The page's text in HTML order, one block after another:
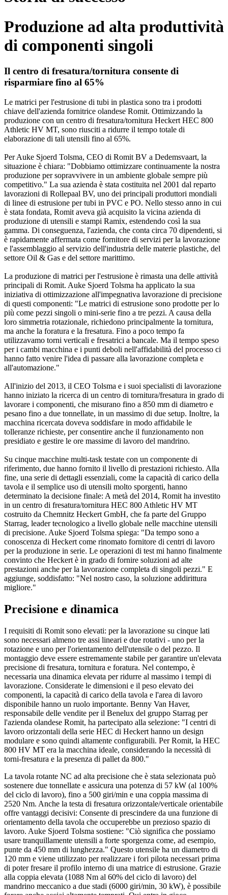
Produzione ad alta produttività
di componenti singoli
Il centro di fresatura/tornitura consente di
risparmiare fino al 65%
Le matrici per l'estrusione di tubi in plastica sono tra i prodotti
chiave dell'azienda fornitrice olandese Romit. Ottimizzando la
produzione con un centro di fresatura/tornitura Heckert HEC 800
Athletic HV MT, sono riusciti a ridurre il tempo totale di
elaborazione di tali utensili fino al 65%.
Per Auke Sjoerd Tolsma, CEO di Romit BV a Dedemsvaart, la
situazione è chiara: "Dobbiamo ottimizzare continuamente la nostra
produzione per sopravvivere in un ambiente globale sempre più
competitivo." La sua azienda è stata costituita nel 2001 dal reparto
lavorazioni di Rollepaal BV, uno dei principali produttori mondiali
di linee di estrusione per tubi in PVC e PO. Nello stesso anno in cui
è stata fondata, Romit aveva già acquisito la vicina azienda di
produzione di utensili e stampi Ramix, estendendo così la sua
gamma. Di conseguenza, l'azienda, che conta circa 70 dipendenti, si
è rapidamente affermata come fornitore di servizi per la lavorazione
e l'assemblaggio al servizio dell'industria delle materie plastiche, del
settore Oil & Gas e del settore marittimo.
La produzione di matrici per l'estrusione è rimasta una delle attività
principali di Romit. Auke Sjoerd Tolsma ha applicato la sua
iniziativa di ottimizzazione all'impegnativa lavorazione di precisione
di questi componenti: "Le matrici di estrusione sono prodotte per lo
più come pezzi singoli o mini-serie fino a tre pezzi. A causa della
loro simmetria rotazionale, richiedono principalmente la tornitura,
ma anche la foratura e la fresatura. Fino a poco tempo fa
utilizzavamo torni verticali e fresatrici a bancale. Ma il tempo speso
per i cambi macchina e i punti deboli nell'affidabilità del processo ci
hanno fatto venire l'idea di passare alla lavorazione completa e
all'automazione."
All'inizio del 2013, il CEO Tolsma e i suoi specialisti di lavorazione
hanno iniziato la ricerca di un centro di tornitura/fresatura in grado di
lavorare i componenti, che misurano fino a 850 mm di diametro e
pesano fino a due tonnellate, in un massimo di due setup. Inoltre, la
macchina ricercata doveva soddisfare in modo affidabile le
tolleranze richieste, per consentire anche il funzionamento non
presidiato e gestire le ore massime di lavoro del mandrino.
Su cinque macchine multi-task testate con un componente di
riferimento, due hanno fornito il livello di prestazioni richiesto. Alla
fine, una serie di dettagli essenziali, come la capacità di carico della
tavola e il semplice uso di utensili molto sporgenti, hanno
determinato la decisione finale: A metà del 2014, Romit ha investito
in un centro di fresatura/tornitura HEC 800 Athletic HV MT
costruito da Chemnitz Heckert GmbH, che fa parte del Gruppo
Starrag, leader tecnologico a livello globale nelle macchine utensili
di precisione. Auke Sjoerd Tolsma spiega: "Da tempo sono a
conoscenza di Heckert come rinomato fornitore di centri di lavoro
per la produzione in serie. Le operazioni di test mi hanno finalmente
convinto che Heckert è in grado di fornire soluzioni ad alte
prestazioni anche per la lavorazione completa di singoli pezzi." E
aggiunge, soddisfatto: "Nel nostro caso, la soluzione addirittura
migliore."
Precisione e dinamica
I requisiti di Romit sono elevati: per la lavorazione su cinque lati
sono necessari almeno tre assi lineari e due rotativi - uno per la
rotazione e uno per l'orientamento dell'utensile o del pezzo. Il
montaggio deve essere estremamente stabile per garantire un'elevata
precisione di fresatura, tornitura e foratura. Nel contempo, è
necessaria una dinamica elevata per ridurre al massimo i tempi di
lavorazione. Considerate le dimensioni e il peso elevato dei
componenti, la capacità di carico della tavola e l'area di lavoro
disponibile hanno un ruolo importante. Benny Van Haver,
responsabile delle vendite per il Benelux del gruppo Starrag per
l'azienda olandese Romit, ha partecipato alla selezione: "I centri di
lavoro orizzontali della serie HEC di Heckert hanno un design
modulare e sono quindi altamente configurabili. Per Romit, la HEC
800 HV MT era la macchina ideale, considerando la necessità di
torni-fresatura e la presenza di pallet da 800."
La tavola rotante NC ad alta precisione che è stata selezionata può
sostenere due tonnellate e assicura una potenza di 57 kW (al 100%
del ciclo di lavoro), fino a 500 giri/min e una coppia massima di
2520 Nm. Anche la testa di fresatura orizzontale/verticale orientabile
offre vantaggi decisivi: Consente di prescindere da una funzione di
orientamento della tavola che occuperebbe un prezioso spazio di
lavoro. Auke Sjoerd Tolsma sostiene: "Ciò significa che possiamo
usare tranquillamente utensili a forte sporgenza come, ad esempio,
punte da 450 mm di lunghezza." Questo utensile ha un diametro di
120 mm e viene utilizzato per realizzare i fori pilota necessari prima
di poter fresare il profilo interno di una matrice di estrusione. Grazie
alla coppia elevata (1088 Nm al 60% del ciclo di lavoro) del
mandrino meccanico a due stadi (6000 giri/min, 30 kW), è possibile